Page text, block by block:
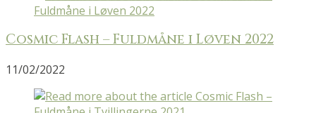
Cosmic Flash – Fuldmåne i Løven 2022
11/02/2022